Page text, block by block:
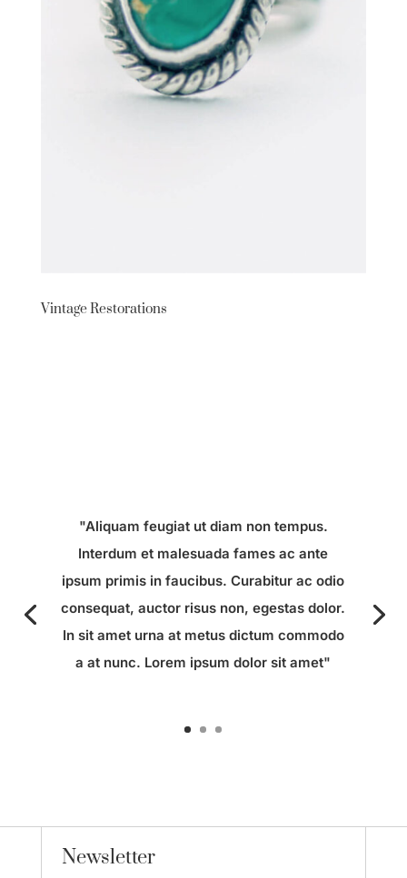
Vintage Restorations
"Aliquam feugiat ut diam non tempus.
Interdum et malesuada fames ac ante
ipsum primis in faucibus. Curabitur ac odio
consequat, auctor risus non, egestas dolor.
In sit amet urna at metus dictum commodo
a at nunc. Lorem ipsum dolor sit amet"
Newsletter